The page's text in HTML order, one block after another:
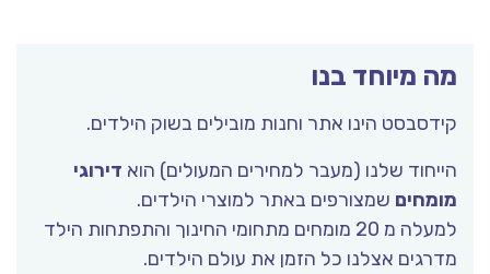
מה מיוחד בנו
קידסבסט הינו אתר וחנות מובילים בשוק הילדים.
הייחוד שלנו (מעבר למחירים המעולים) הוא דירוגי
מומחים שמצורפים באתר למוצרי הילדים.
למעלה מ 20 מומחים מתחומי החינוך והתפתחות הילד
מדרגים אצלנו כל הזמן את עולם הילדים.